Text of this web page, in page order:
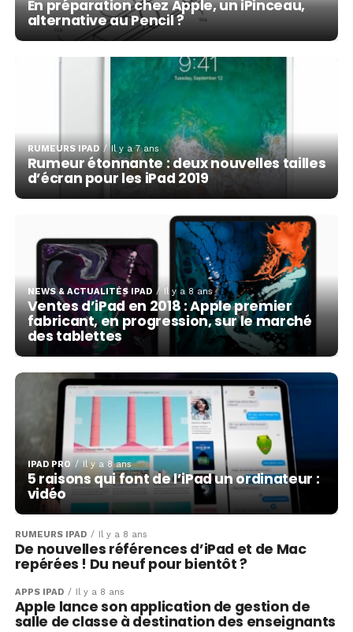
En préparation chez Apple, un iPinceau,
alternative au Pencil ?
RUMEURS IPAD Il y a 7 ans
Rumeur étonnante : deux nouvelles tailles
d’écran pour les iPad 2019
NEWS & ACTUALITÉS IPAD Il y a 8 ans
Ventes d’iPad en 2018 : Apple premier
fabricant, en progression, sur le marché
des tablettes
IPAD PRO Il y a 8 ans
5 raisons qui font de l’iPad un ordinateur :
vidéo
RUMEURS IPAD Il y a 8 ans
De nouvelles références d’iPad et de Mac
repérées ! Du neuf pour bientôt ?
APPS IPAD Il y a 8 ans
Apple lance son application de gestion de
salle de classe à destination des enseignants